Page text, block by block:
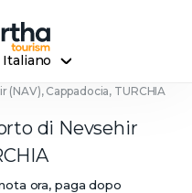
Italiano
Cappadocia, TURCHIA
di Nevsehir
ora, paga dopo